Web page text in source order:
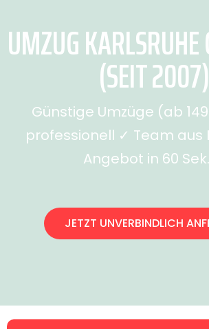
UMZUG
(SEIT 2007)
Günstige Umzüge (ab
professionell ✓ Team aus
Angebot in 60
JETZT UNVERBINDLICH